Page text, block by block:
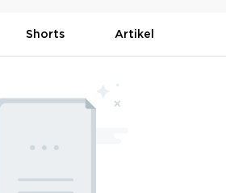
Shorts Artikel